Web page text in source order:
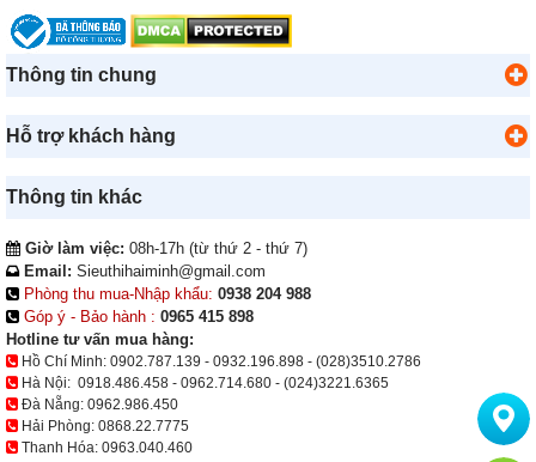
Thông tin chung
Hỗ trợ khách hàng
Thông tin khác
Giờ làm việc: 08h-17h (từ thứ 2 - thứ 7)
Email: Sieuthihaiminh@gmail.com
Phòng thu mua-Nhập khẩu: 0938 204 988
Góp ý - Bảo hành : 0965 415 898
Hotline tư vấn mua hàng:
Hồ Chí Minh: 0902.787.139 - 0932.196.898 - (028)3510.2786
Hà Nội: 0918.486.458 - 0962.714.680 - (024)3221.6365
Đà Nẵng: 0962.986.450
Hải Phòng: 0868.22.7775
Thanh Hóa: 0963.040.460